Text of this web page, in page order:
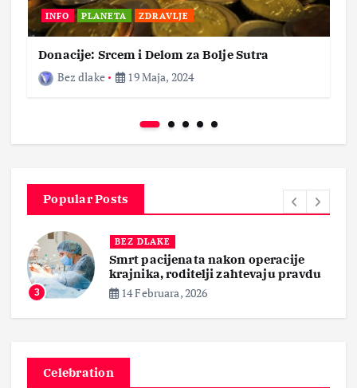
INFO PLANETA ZDRAVLJE
Donacije: Srcem i Delom za Bolje Sutra
Bez dlake
19 Maja, 2024
Popular Posts
3
BEZ DLAKE
Smrt pacijenata nakon operacije
krajnika, roditelji zahtevaju pravdu
14 Februara, 2026
Celebration